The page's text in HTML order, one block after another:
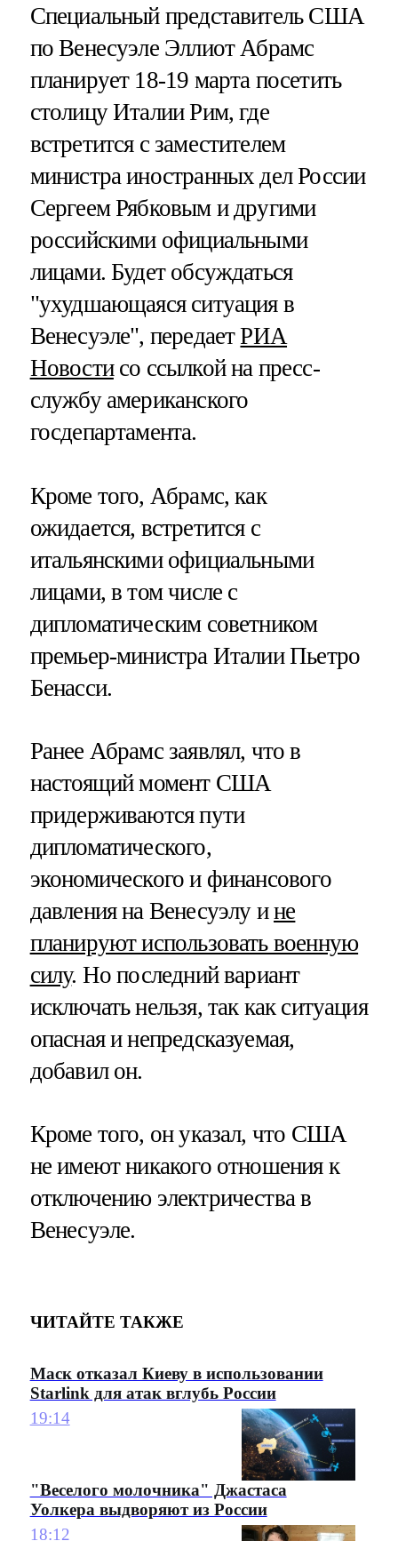
Специальный представитель США
по Венесуэле Эллиот Абрамс
планирует 18-19 марта посетить
столицу Италии Рим, где
встретится с заместителем
министра иностранных дел России
Сергеем Рябковым и другими
российскими официальными
лицами. Будет обсуждаться
"ухудшающаяся ситуация в
Венесуэле", передаетРИА
Новостисо ссылкой на пресс-
службу американского
госдепартамента.
Кроме того, Абрамс, как
ожидается, встретится с
итальянскими официальными
лицами, в том числе с
дипломатическим советником
премьер-министра Италии Пьетро
Бенасси.
Ранее Абрамс заявлял, что в
настоящий момент США
придерживаются пути
дипломатического,
экономического и финансового
давления на Венесуэлу ине
планируют использовать военную
силу. Но последний вариант
исключать нельзя, так как ситуация
опасная и непредсказуемая,
добавил он.
Кроме того, он указал, что США
не имеют никакого отношения к
отключению электричества в
Венесуэле.
ЧИТАЙТЕ ТАКЖЕ
Маск отказал Киеву в использовании
Starlink для атак вглубь России
19:14
"Веселого молочника" Джастаса
Уолкера выдворяют из России
18:12